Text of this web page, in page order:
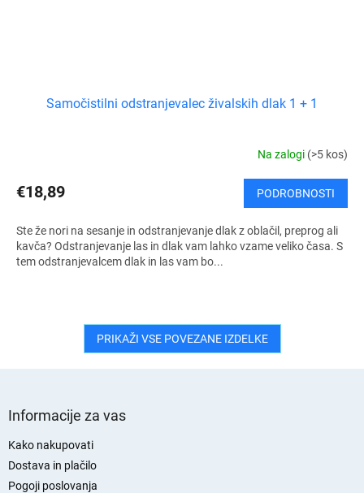
Samočistilni odstranjevalec živalskih dlak 1 + 1
Na zalogi (>5 kos)
€18,89 PODROBNOSTI
Ste že nori na sesanje in odstranjevanje dlak z oblačil, preprog ali
kavča? Odstranjevanje las in dlak vam lahko vzame veliko časa. S
tem odstranjevalcem dlak in las vam bo...
PRIKAŽI VSE POVEZANE IZDELKE
Informacije za vas
Kako nakupovati
Dostava in plačilo
Pogoji poslovanja